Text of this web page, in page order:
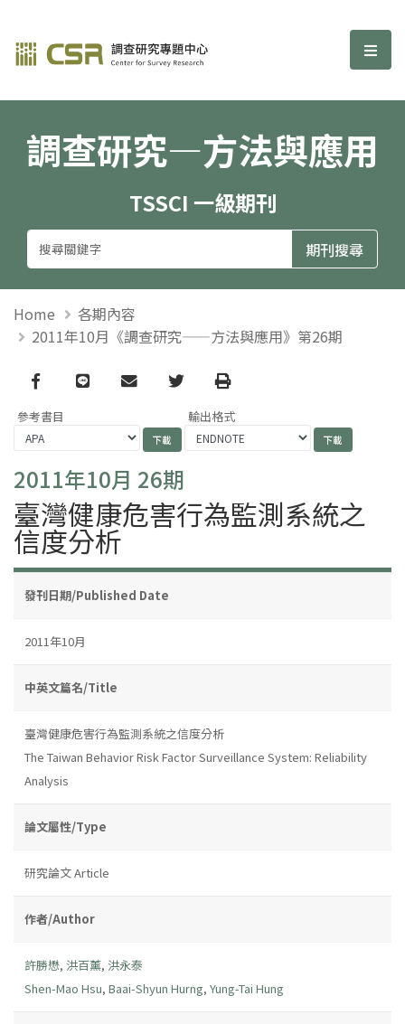
調查研究—方法與應用期刊 選
調查研究—方法與應用
TSSCI 一級期刊
Home
各期內容
2011年10月《調查研究——方法與應用》第26期
Facebook
line email TwitterPrint
參考書目 輸出格式
2011年10月 26期
臺灣健康危害行為監測系統之
信度分析
發刊日期/Published Date
2011年10月
中英文篇名/Title
臺灣健康危害行為監測系統之信度分析
The Taiwan Behavior Risk Factor Surveillance System: Reliability
Analysis
論文屬性/Type
研究論文 Article
作者/Author
許勝懋, 洪百薰, 洪永泰
Shen-Mao Hsu, Baai-Shyun Hurng, Yung-Tai Hung